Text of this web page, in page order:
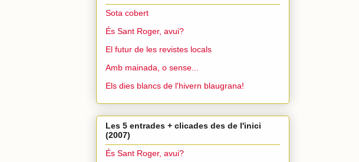
Sota cobert
És Sant Roger, avui?
El futur de les revistes locals
Amb mainada, o sense...
Els dies blancs de l'hivern blaugrana!
Les 5 entrades + clicades des de l'inici
(2007)
És Sant Roger, avui?